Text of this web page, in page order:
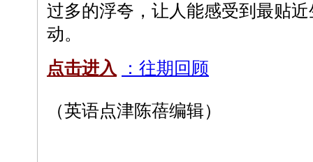
过多的浮夸，让人能感受到最贴
动。
点击进入
：往期回顾
（英语点津陈蓓编辑）